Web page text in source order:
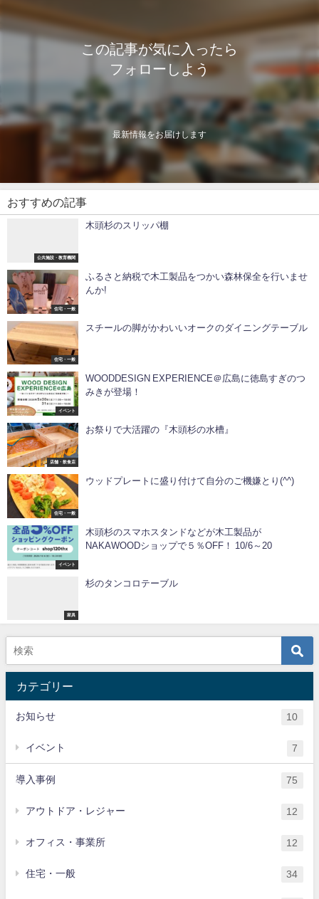
この記事が気に入ったら
フォローしよう
最新情報をお届けします
おすすめの記事
公共施設・教育機関
木頭杉のスリッパ棚
住宅・一般
ふるさと納税で木工製品をつかい森林保全を行いませ
んか!
住宅・一般
スチールの脚がかわいいオークのダイニングテーブル
イベント
WOODDESIGN EXPERIENCE＠広島に徳島すぎのつ
みきが登場！
店舗・飲食店
お祭りで大活躍の『木頭杉の水槽』
住宅・一般
ウッドプレートに盛り付けて自分のご機嫌とり️(^^)
イベント
木頭杉のスマホスタンドなどが木工製品が
NAKAWOODショップで５％OFF！ 10/6～20
家具
杉のタンコロテーブル
カテゴリー
お知らせ 10
イベント 7
導入事例 75
アウトドア・レジャー 12
オフィス・事業所 12
住宅・一般 34